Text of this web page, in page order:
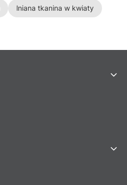
lniana tkanina w kwiaty